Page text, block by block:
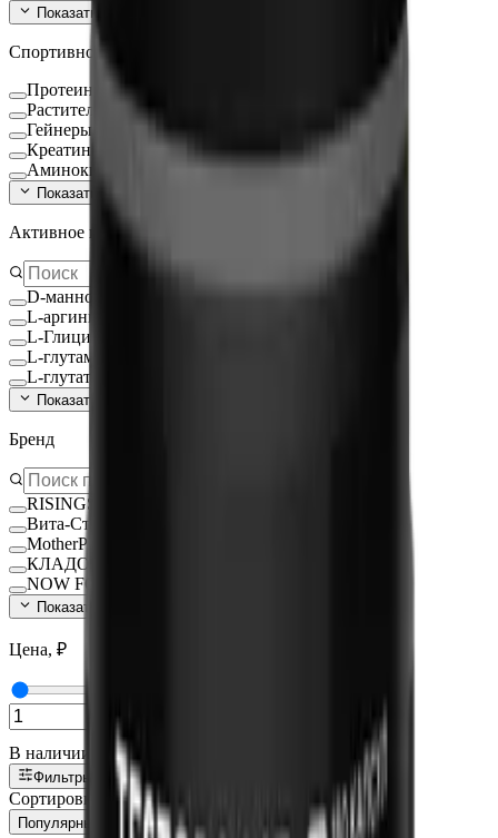
Показать ещё (
Спортивное питание
Протеин
Растительный протеин
Гейнеры
Креатин
Аминокислоты
Показать ещё (
Активное вещество
D-манноза
L-аргинин
L-Глицин
L-глутамин
L-глутатион Глутатион
Показать ещё (
Бренд
RISINGSTAR
Вита-Стандарт
MotherPlant
КЛАДОВИТ
NOW FOODS
Показать ещё (
Цена, ₽
В наличии
Фильтры
Сортировка:
Популярные